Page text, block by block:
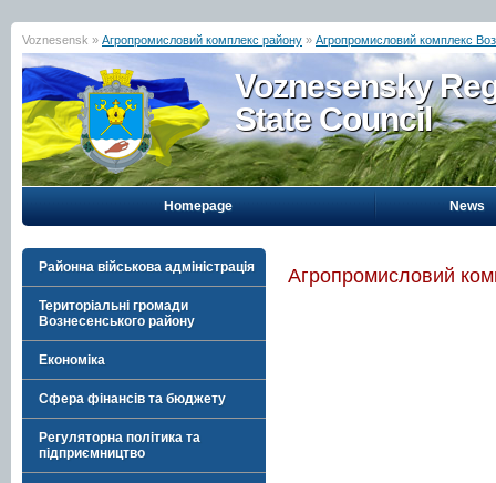
Voznesensk » Агропромисловий комплекс району » Агропромисловий комплекс
Voznesensky
State Council
Homepage News
Районна військова адміністрація
Територіальні громади
Вознесенського району
Економіка
Сфера фінансів та бюджету
Регуляторна політика та
підприємництво
Агропромисловий